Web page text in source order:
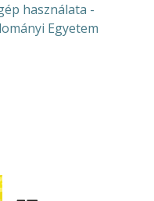
használata -
Egyetem